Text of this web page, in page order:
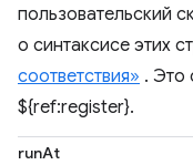
пользовательский
о синтаксисе этих
соответствия» . Это
${ref:register}.
runAt